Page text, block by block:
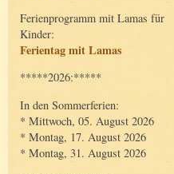
Ferienprogramm mit Lamas für
Kinder:
Ferientag mit Lamas
*****2026:*****
In den Sommerferien:
* Mittwoch, 05. August 2026
* Montag, 17. August 2026
* Montag, 31. August 2026